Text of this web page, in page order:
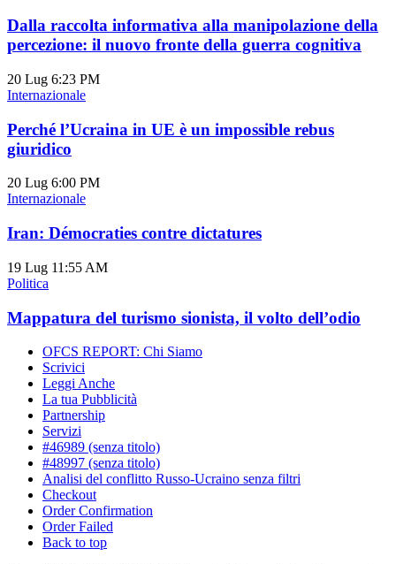
Dalla raccolta informativa alla manipolazione della
percezione: il nuovo fronte della guerra cognitiva
20 Lug 6:23 PM
Internazionale
Perché l’Ucraina in UE è un impossible rebus
giuridico
20 Lug 6:00 PM
Internazionale
Iran: Démocraties contre dictatures
19 Lug 11:55 AM
Politica
Mappatura del turismo sionista, il volto dell’odio
OFCS REPORT: Chi Siamo
Scrivici
Leggi Anche
La tua Pubblicità
Partnership
Servizi
#46989 (senza titolo)
#48997 (senza titolo)
Analisi del conflitto Russo-Ucraino senza filtri
Checkout
Order Confirmation
Order Failed
Back to top